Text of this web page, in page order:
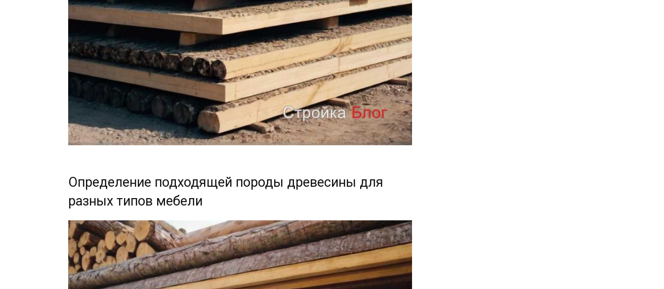
Определение подходящей породы древесины для
разных типов мебели